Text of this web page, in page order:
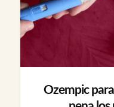
Ozempic